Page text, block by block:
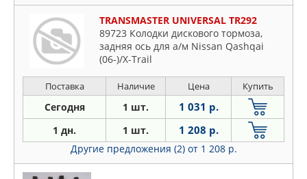
TRANSMASTER UNIVERSAL TR292
89723 Колодки дискового тормоза,
задняя ось для а/м Nissan Qashqai
(06-)/X-Trail
Поставка Наличие Цена Купить
Сегодня 1 шт. 1 031 р.
1 дн. 1 шт. 1 208 р.
Другие предложения (2) от 1 208 р.